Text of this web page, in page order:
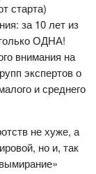
старта)
за 10 лет из
ОДНА!
внимания на
экспертов о
и среднего
не хуже, а
но и, так